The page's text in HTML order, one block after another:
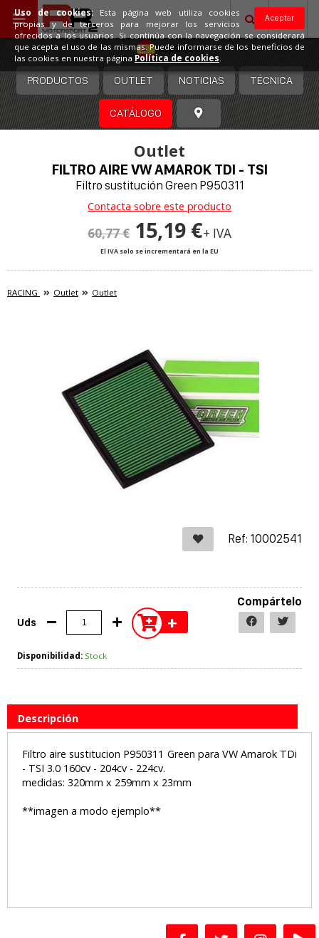
España
PRODUCTOS OUTLET NOTICIAS TÉCNICA
CATÁLOGO
Outlet
FILTRO AIRE VW AMAROK TDI - TSI
Filtro sustitución Green P950311
Contacta sobre este producto
60,77 € 15,19 €+ IVA
El IVA solo se incrementará en la EU
RACING Outlet Outlet
Ref: 10002541
Uds +
Compártelo
Disponibilidad: Stock
Descripción
Filtro aire sustitucion P950311 Green para VW Amarok TDi
- TSI 3.0 160cv - 204cv - 224cv.
medidas: 320mm x 259mm x 23mm
**imagen a modo ejemplo**
Aceptar
Uso de cookies:Esta página web utiliza cookies
propias y de terceros para mejorar los servicios
ofrecidos a los usuarios. Si continúa con la navegación se considerará
que acepta el uso de las mismas. Puede informarse de los beneficios de
las cookies en nuestra página Política de cookies.